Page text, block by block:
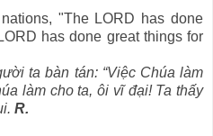
"The LORD has done
has done great things for
ta bàn tán: “Việc Chúa làm
làm cho ta, ôi vĩ đại! Ta thấy
R.